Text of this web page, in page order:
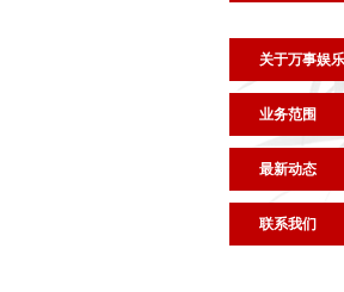
关于万事娱乐
业务范围
最新动态
联系我们